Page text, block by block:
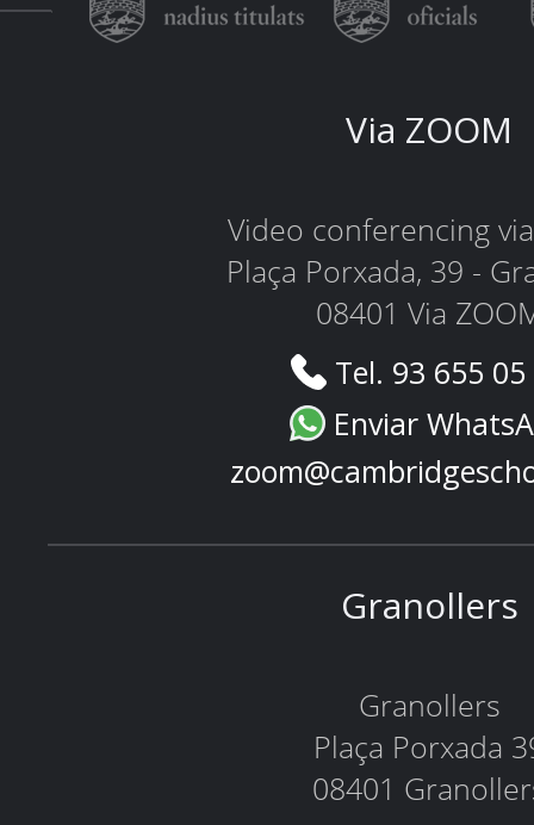
Via ZOOM
Video conferencing
Plaça Porxada, 39 -
08401 Via
Tel. 93 655
Enviar
Granollers
Granollers
Plaça Porxada
08401